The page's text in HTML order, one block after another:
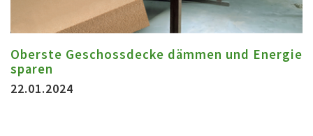
Oberste Geschossdecke dämmen und Energie
sparen
22.01.2024